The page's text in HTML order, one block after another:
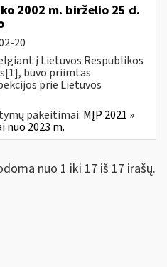
2002 m. birželio 25 d.
20
į Lietuvos Respublikos
buvo priimtas
prie Lietuvos
pakeitimai: MĮP 2021 »
nuo 2023 m.
nuo 1 iki 17 iš 17 irašų.